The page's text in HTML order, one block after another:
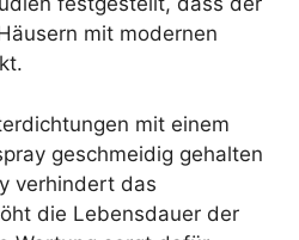
mit modernen
mit einem
geschmeidig gehalten
verhindert das
die Lebensdauer der